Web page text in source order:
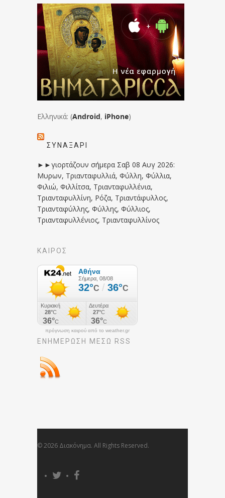
Ελληνικά: (Android, iPhone)
ΣΥΝΑΞΆΡΙ
►►γιορτάζουν σήμερα Σαβ 08 Αυγ 2026:
Μυρων, Τριανταφυλλιά, Φύλλη, Φύλλια,
Φιλιώ, Φιλλίτσα, Τριανταφυλλένια,
Τριανταφυλλίνη, Ρόζα, Τριαντάφυλλος,
Τριανταφύλλης, Φύλλης, Φύλλιος,
Τριανταφυλλένιος, Τριανταφυλλίνος
ΚΑΙΡΟΣ
πρόγνωση καιρού από το weather.gr
ΕΝΗΜΈΡΩΣΉ ΜΕΣΩ RSS
© 2026 Διακόνημα. All Rights Reserved.